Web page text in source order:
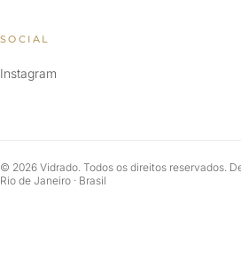
SOCIAL
Instagram
© 2026 Vidrado. Todos os direitos reservados.
Rio de Janeiro · Brasil